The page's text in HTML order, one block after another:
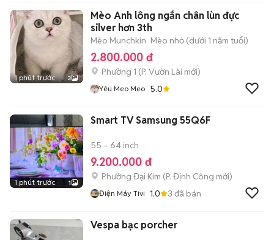
1 phút trước 3
Mèo Anh lông ngắn chân lùn đực
silver hơn 3th
Mèo Munchkin Mèo nhỏ (dưới 1 năm tuổi)
2.800.000 đ
Phường 1 (P. Vườn Lài mới)
Yêu Meo Meo 5.0
1 phút trước 1
Smart TV Samsung 55Q6F
55 – 64 inch
9.200.000 đ
Phường Đại Kim (P. Định Công mới)
Điện Máy Tivi 1.0 3 đã bán
Vespa bạc porcher